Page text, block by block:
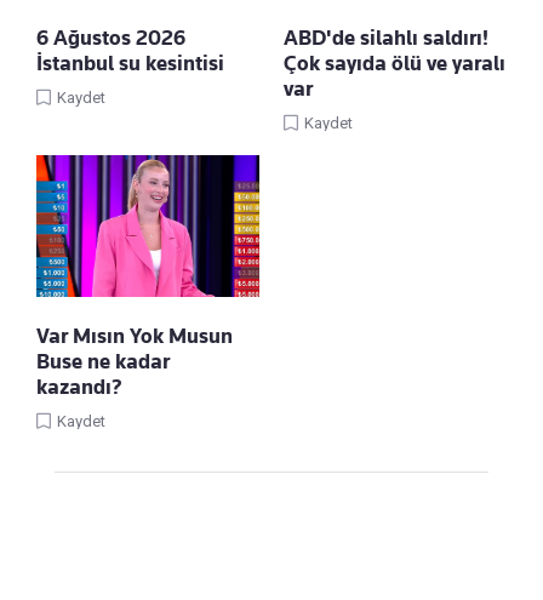
6 Ağustos 2026
İstanbul su kesintisi
Kaydet
ABD'de silahlı saldırı!
Çok sayıda ölü ve yaralı
var
Kaydet
Var Mısın Yok Musun
Buse ne kadar
kazandı?
Kaydet